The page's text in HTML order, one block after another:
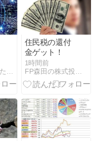
住民税の還付
金ゲット！
1時間前